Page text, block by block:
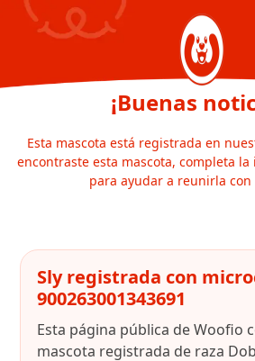
¡Buenas
Esta mascota está registrada en
encontraste esta mascota, completa
para ayudar a reunirla con
Sly registrada con
900263001343691
Esta página pública de Woofio
mascota registrada de raza